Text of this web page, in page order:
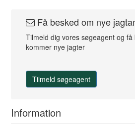
Få besked om nye
Tilmeld dig vores søgeagent og
kommer nye jagter
Tilmeld søgeagent
Information